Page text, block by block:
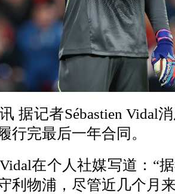
讯据记者Sébastien Vidal
行完最后一年合同。
Vidal在个人社媒写道：“
利物浦，尽管近几个月